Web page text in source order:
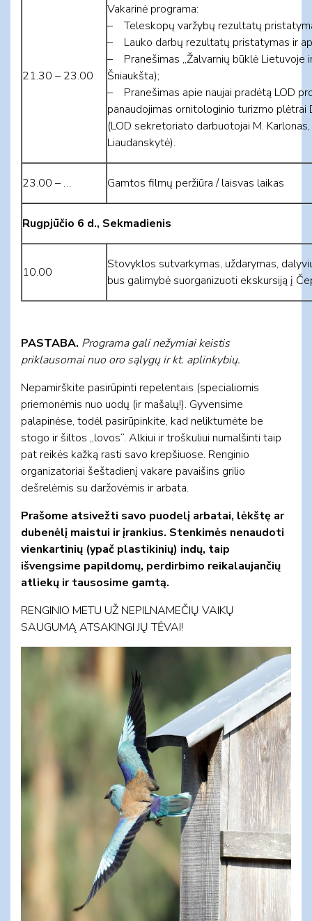
21.30 – 23.00
Vakarinė programa:
– Teleskopų varžybų rezultatų
– Lauko darbų rezultatų pristatymas ir
– Pranešimas „Žalvarnių būklė Lietuvoje
Šniaukšta);
– Pranešimas apie naujai pradėtą LOD
panaudojimas ornitologinio turizmo plėtrai
(LOD sekretoriato darbuotojai M. Karlonas,
Liaudanskytė).
23.00 – … Gamtos filmų peržiūra / laisvas laikas
Rugpjūčio 6 d., Sekmadienis
10.00
Stovyklos sutvarkymas, uždarymas,
bus galimybė suorganizuoti ekskursiją į
PASTABA. Programa gali nežymiai keistis
priklausomai nuo oro sąlygų ir kt. aplinkybių.
Nepamirškite pasirūpinti repelentais (specialiomis
priemonėmis nuo uodų (ir mašalų!). Gyvensime
palapinėse, todėl pasirūpinkite, kad neliktumėte be
stogo ir šiltos „lovos“. Alkiui ir troškuliui numalšinti taip
pat reikės kažką rasti savo krepšiuose. Renginio
organizatoriai šeštadienį vakare pavaišins grilio
dešrelėmis su daržovėmis ir arbata.
Prašome atsivežti savo puodelį arbatai, lėkštę ar
dubenėlį maistui ir įrankius. Stenkimės nenaudoti
vienkartinių (ypač plastikinių) indų, taip
išvengsime papildomų, perdirbimo reikalaujančių
atliekų ir tausosime gamtą.
RENGINIO METU UŽ NEPILNAMEČIŲ VAIKŲ
SAUGUMĄ ATSAKINGI JŲ TĖVAI!